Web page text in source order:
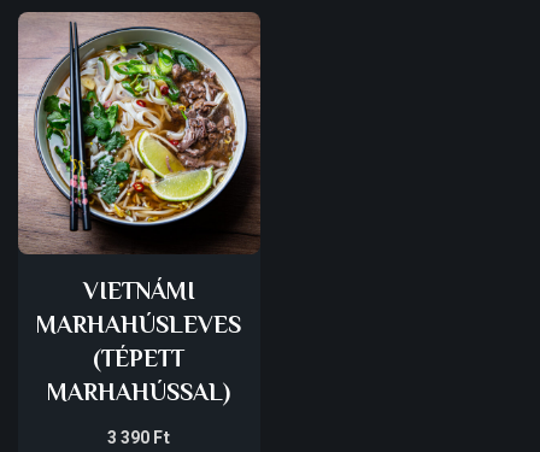
VIETNÁMI
MARHAHÚSLEVES
(TÉPETT
MARHAHÚSSAL)
3 390Ft